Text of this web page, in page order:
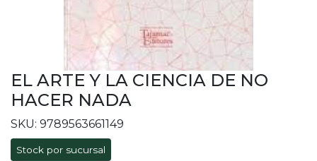
EL ARTE Y LA CIENCIA DE NO
HACER NADA
SKU: 9789563661149
Stock por sucursal